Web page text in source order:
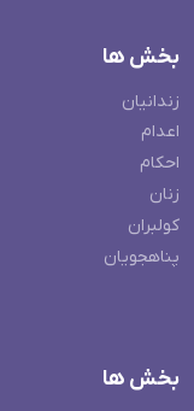
بخش ها
زندانیان
اعدام
احکام
زنان
کولبران
پناهجویان
بخش ها